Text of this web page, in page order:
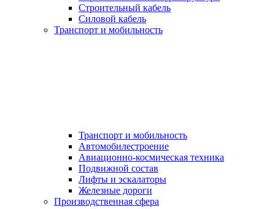
Строительный кабель
Силовой кабель
Транспорт и мобильность
Транспорт и мобильность
Автомобилестроение
Авиационно-космическая техника
Подвижной состав
Лифты и эскалаторы
Железные дороги
Производственная сфера